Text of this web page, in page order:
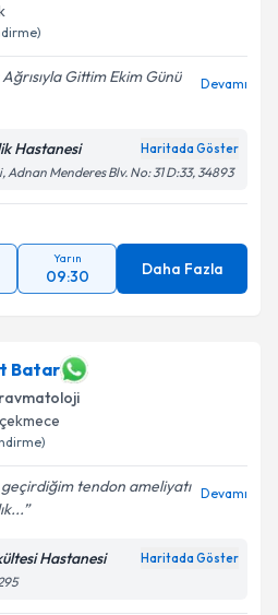
Gittim Ekim Günü
Devamı
Hastanesi Haritada Göster
Adnan Menderes Blv. No: 31 D:33, 34893
Yarın
09:30 Daha Fazla
Batar
geçirdiğim tendon ameliyatı Devamı
Hastanesi Haritada Göster